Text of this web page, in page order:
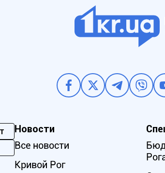
Новости
Все новости
Кривой Рог